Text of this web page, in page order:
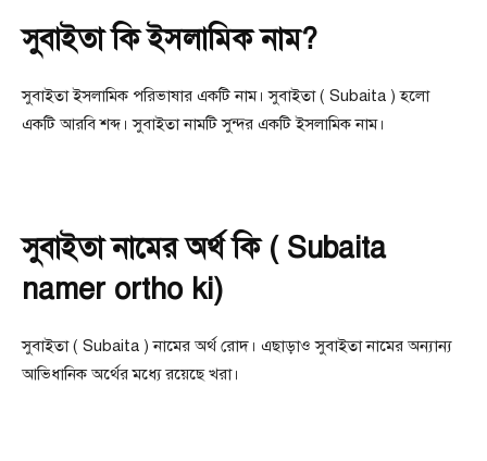
সুবাইতা কি ইসলামিক নাম?
সুবাইতা ইসলামিক পরিভাষার একটি নাম। সুবাইতা ( Subaita ) হলো
একটি আরবি শব্দ। সুবাইতা নামটি সুন্দর একটি ইসলামিক নাম।
সুবাইতা নামের অর্থ কি ( Subaita
namer ortho ki)
সুবাইতা ( Subaita ) নামের অর্থ রোদ। এছাড়াও সুবাইতা নামের অন্যান্য
আভিধানিক অর্থের মধ্যে রয়েছে খরা।